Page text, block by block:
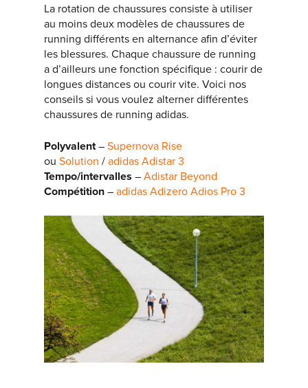
La rotation de chaussures consiste à utiliser
au moins deux modèles de chaussures de
running différents en alternance afin d’éviter
les blessures. Chaque chaussure de running
a d’ailleurs une fonction spécifique : courir de
longues distances ou courir vite. Voici nos
conseils si vous voulez alterner différentes
chaussures de running adidas.
Polyvalent–Supernova Rise
ouSolution /adidas Adistar 3
Tempo/intervalles –Adistar Beyond
Compétition –adidas Adizero Adios Pro 3